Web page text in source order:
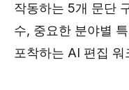
작동하는 5개 문단
수, 중요한 분야별
포착하는 AI 편집